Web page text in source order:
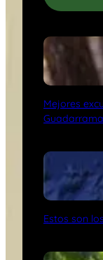
Mejores
Guadarrama
Estos son